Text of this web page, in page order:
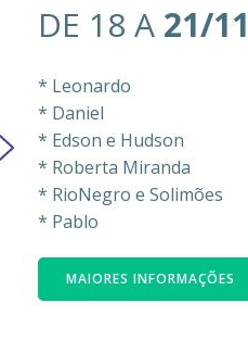
DE 18 A 21/
* Leonardo
* Daniel
* Edson e Hudson
* Roberta Miranda
* RioNegro e Solimões
* Pablo
MAIORES INFORMAÇÕES